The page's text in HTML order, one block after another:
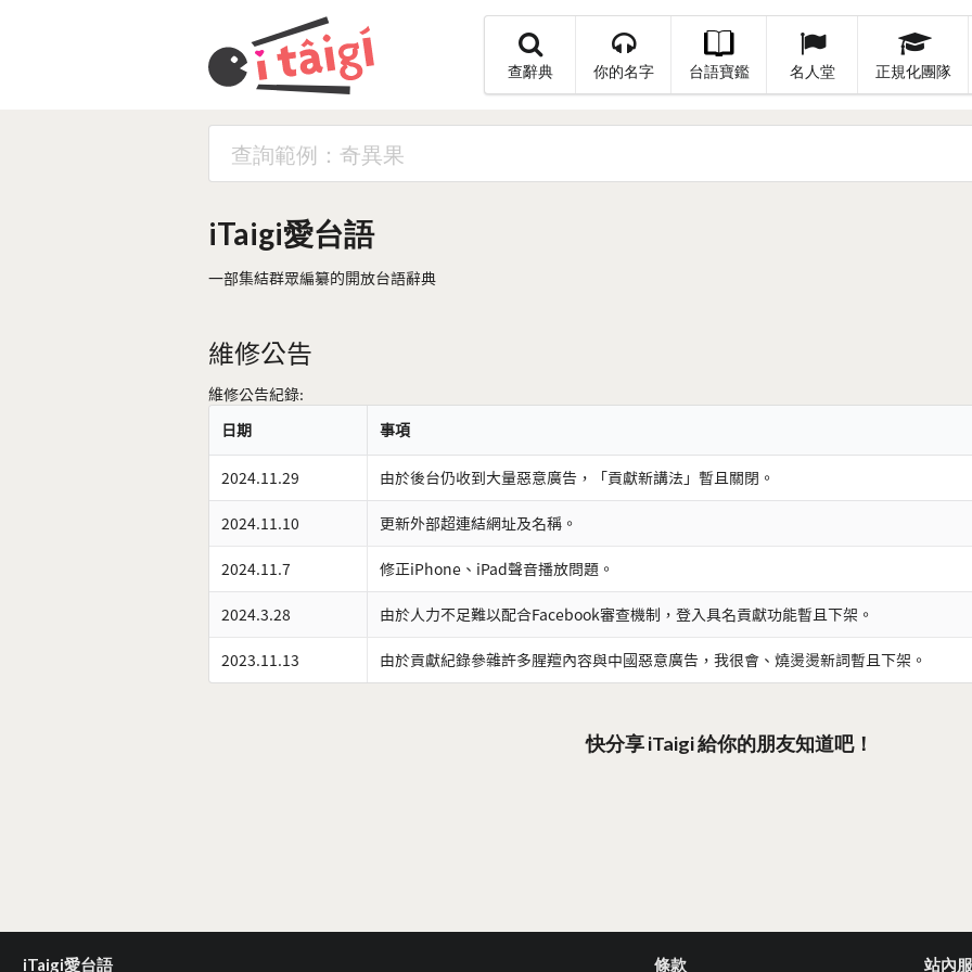
查辭典 你的名字 台語寶鑑 名人堂 正規化團隊
iTaigi愛台語
一部集結群眾編纂的開放台語辭典
維修公告
維修公告紀錄:
日期
事項
2024.11.29 由於後台仍收到大量惡意廣告，「貢獻新講法」暫且關閉。
2024.11.10 更新外部超連結網址及名稱。
2024.11.7 修正iPhone、iPad聲音播放問題。
2024.3.28 由於人力不足難以配合Facebook審查機制，登入具名貢獻功能暫且下架。
2023.11.13 由於貢獻紀錄參雜許多腥羶內容與中國惡意廣告，我很會、燒燙燙新詞暫且下架。
快分享 iTaigi 給你的朋友知道吧！
iTaigi愛台語 條款 站內